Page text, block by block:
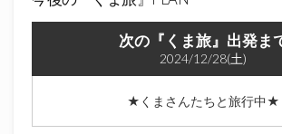
次の『くま旅』出発ま
2024/12/28(土)
★くまさんたちと旅行中★